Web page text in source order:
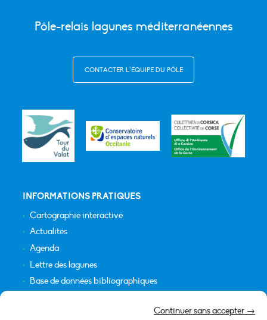
Continuer sans accepter →
Pôle-relais lagunes méditerranéennes
CONTACTER L’ÉQUIPE DU PÔLE
INFORMATIONS PRATIQUES
Cartographie interactive
Actualités
Agenda
Lettre des lagunes
Base de données bibliographiques